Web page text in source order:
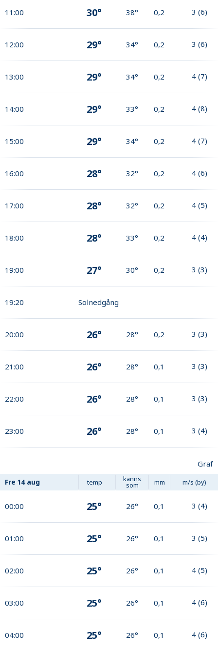
11:00 30° 38° 0,2 3 (6)
12:00 29° 34° 0,2 3 (6)
13:00 29° 34° 0,2 4 (7)
14:00 29° 33° 0,2 4 (8)
15:00 29° 34° 0,2 4 (7)
16:00 28° 32° 0,2 4 (6)
17:00 28° 32° 0,2 4 (5)
18:00 28° 33° 0,2 4 (4)
19:00 27° 30° 0,2 3 (3)
19:20 Solnedgång
20:00 26° 28° 0,2 3 (3)
21:00 26° 28° 0,1 3 (3)
22:00 26° 28° 0,1 3 (3)
23:00 26° 28° 0,1 3 (4)
Graf
Fre 14 aug temp känns
som mm m/s (by)
00:00 25° 26° 0,1 3 (4)
01:00 25° 26° 0,1 3 (5)
02:00 25° 26° 0,1 4 (5)
03:00 25° 26° 0,1 4 (6)
04:00 25° 26° 0,1 4 (6)